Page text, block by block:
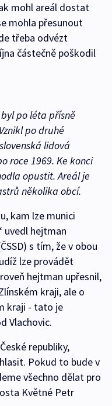
mohl areál dostat
mohla přesunout
třeba odvézt
částečně poškodil
po léta přísně
po druhé
lidová
roce 1969. Ke konci
opustit. Areál je
několika obcí.
kam lze munici
uvedl hejtman
s tím, že v obou
lze provádět
hejtman upřesnil,
kraji, ale o
kraji - tato je
Vlachovic.
republiky,
Pokud to bude v
všechno dělat pro
Květné Petr